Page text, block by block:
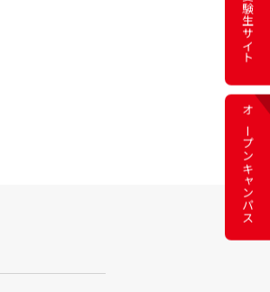
オープン
キャンパス
受験生サイト